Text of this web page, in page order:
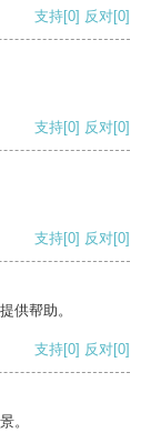
支持[0] 反对[0]
支持[0] 反对[0]
支持[0] 反对[0]
供帮助。
支持[0] 反对[0]
。